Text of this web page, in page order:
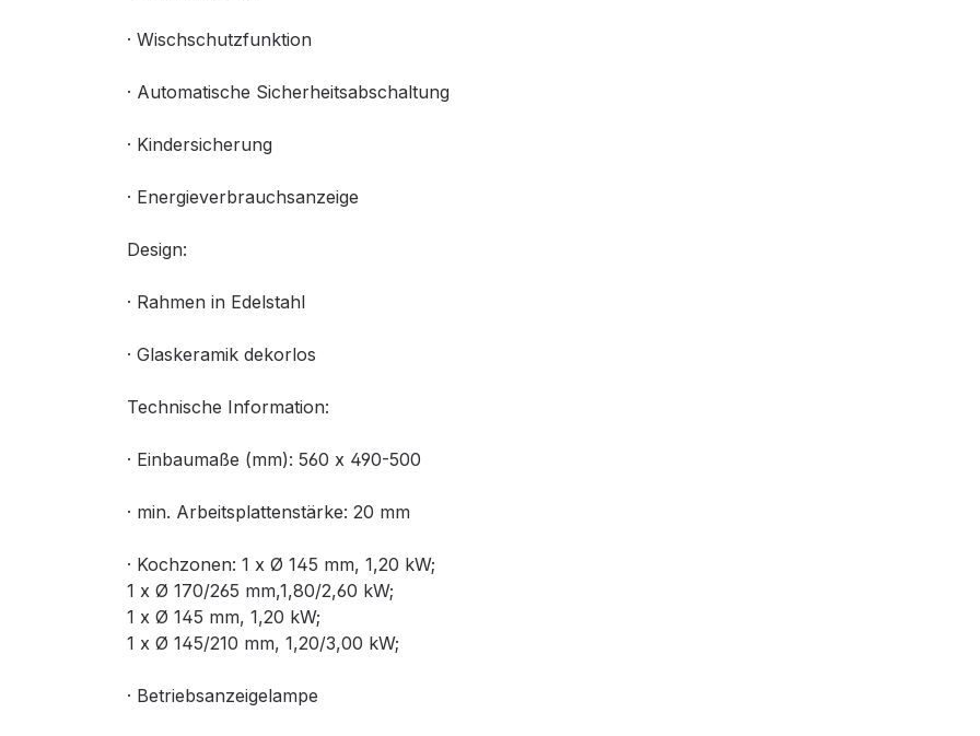
· Wischschutzfunktion
· Automatische Sicherheitsabschaltung
· Kindersicherung
· Energieverbrauchsanzeige
Design:
· Rahmen in Edelstahl
· Glaskeramik dekorlos
Technische Information:
· Einbaumaße (mm): 560 x 490-500
· min. Arbeitsplattenstärke: 20 mm
· Kochzonen: 1 x Ø 145 mm, 1,20 kW;
1 x Ø 170/265 mm,1,80/2,60 kW;
1 x Ø 145 mm, 1,20 kW;
1 x Ø 145/210 mm, 1,20/3,00 kW;
· Betriebsanzeigelampe